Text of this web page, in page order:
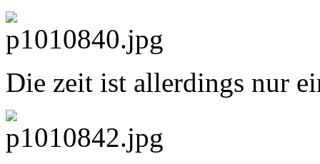
Die zeit ist allerdings nur